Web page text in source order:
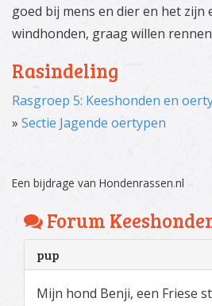
goed bij mens en dier en het zijn
windhonden, graag willen
Rasindeling
Rasgroep 5: Keeshonden en
» Sectie Jagende oertypen
Een bijdrage van Hondenrassen.nl
Forum
pup
Mijn hond Benji, een Friese